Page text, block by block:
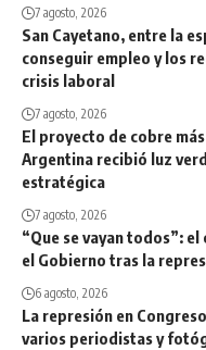
7 agosto, 2026
San Cayetano, entre la
conseguir empleo y los
crisis laboral
7 agosto, 2026
El proyecto de cobre
Argentina recibió luz
estratégica
7 agosto, 2026
“Que se vayan todos”:
el Gobierno tras la
6 agosto, 2026
La represión en
varios periodistas y